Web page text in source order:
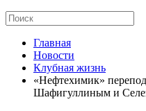
Главная
Новости
Клубная жизнь
«Нефтехимик»
Шафигуллиным и